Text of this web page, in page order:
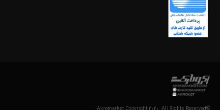
©Akromarket Copyright 2020. All Rights Reserved .